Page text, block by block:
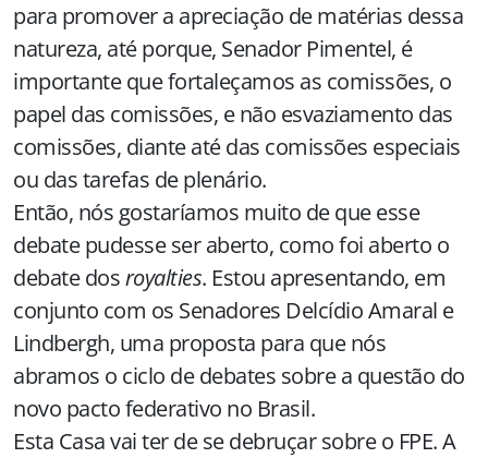
para promover a apreciação de matérias dessa
natureza, até porque, Senador Pimentel, é
importante que fortaleçamos as comissões, o
papel das comissões, e não esvaziamento das
comissões, diante até das comissões especiais
ou das tarefas de plenário.
Então, nós gostaríamos muito de que esse
debate pudesse ser aberto, como foi aberto o
debate dosroyalties. Estou apresentando, em
conjunto com os Senadores Delcídio Amaral e
Lindbergh, uma proposta para que nós
abramos o ciclo de debates sobre a questão do
novo pacto federativo no Brasil.
Esta Casa vai ter de se debruçar sobre o FPE. A